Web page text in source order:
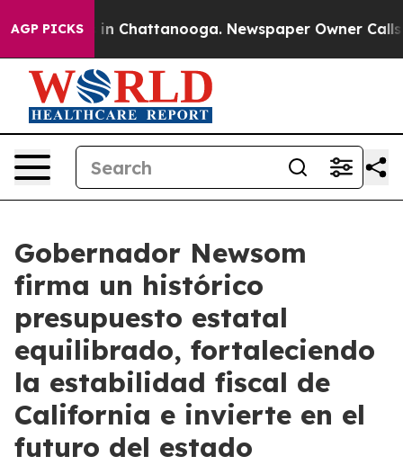
AGP PICKS
Chaos in Chattanooga. Newspaper Owner Calls
Gobernador Newsom
firma un histórico
presupuesto estatal
equilibrado, fortaleciendo
la estabilidad fiscal de
California e invierte en el
futuro del estado